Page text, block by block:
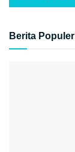
Berita Populer